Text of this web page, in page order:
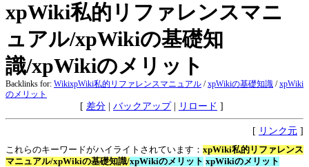
xpWiki私的リファレンスマニ
ュアル/xpWikiの基礎知
識/xpWikiのメリット
Backlinks for: WikixpWiki私的リファレンスマニュアル / xpWikiの基礎知識 / xpWiki
のメリット
[ 差分 | バックアップ| リロード ]
[ リンク元 ]
これらのキーワードがハイライトされています： xpWiki私的リファレンス
マニュアル/xpWikiの基礎知識/xpWikiのメリット xpWikiのメリット